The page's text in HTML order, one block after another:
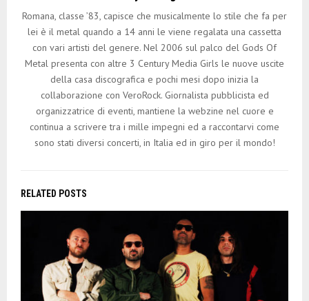
Romana, classe ’83, capisce che musicalmente lo stile che fa per
lei è il metal quando a 14 anni le viene regalata una cassetta
con vari artisti del genere. Nel 2006 sul palco del Gods Of
Metal presenta con altre 3 Century Media Girls le nuove uscite
della casa discografica e pochi mesi dopo inizia la
collaborazione con VeroRock. Giornalista pubblicista ed
organizzatrice di eventi, mantiene la webzine nel cuore e
continua a scrivere tra i mille impegni ed a raccontarvi come
sono stati diversi concerti, in Italia ed in giro per il mondo!
RELATED POSTS